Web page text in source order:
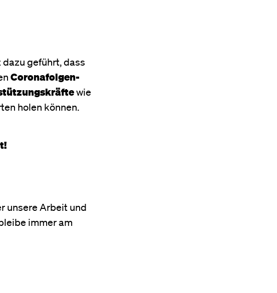
geführt, dass
Coronafolgen-
wie
holen können.
unsere Arbeit und
immer am